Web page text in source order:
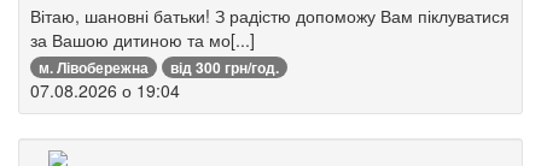
Вітаю, шановні батьки! З радістю допоможу Вам піклуватися
за Вашою дитиною та мо[...]
м. Лівобережна від 300 грн/год.
07.08.2026 о 19:04